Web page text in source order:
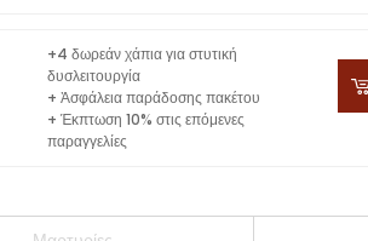
+4 δωρεάν χάπια για στυτική
δυσλειτουργία
+ Ἀσφάλεια παράδοσης πακέτου
+ Έκπτωση 10% στις επόμενες
παραγγελίες